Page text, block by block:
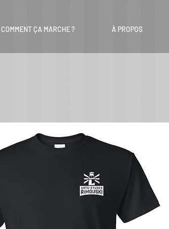
COMMENT ÇA MARCHE ? À PROPOS